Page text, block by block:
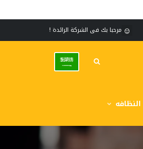
مرحبا بك فى الشركة الرائدة !